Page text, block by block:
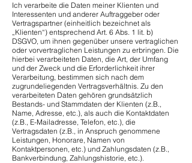
Ich verarbeite die Daten meiner Klienten und
Interessenten und anderer Auftraggeber oder
Vertragspartner (einheitlich bezeichnet als
„Klienten“) entsprechend Art. 6 Abs. 1 lit. b)
DSGVO, um ihnen gegenüber unsere vertraglichen
oder vorvertraglichen Leistungen zu erbringen. Die
hierbei verarbeiteten Daten, die Art, der Umfang
und der Zweck und die Erforderlichkeit ihrer
Verarbeitung, bestimmen sich nach dem
zugrundeliegenden Vertragsverhältnis. Zu den
verarbeiteten Daten gehören grundsätzlich
Bestands- und Stammdaten der Klienten (z.B.,
Name, Adresse, etc.), als auch die Kontaktdaten
(z.B., E-Mailadresse, Telefon, etc.), die
Vertragsdaten (z.B., in Anspruch genommene
Leistungen, Honorare, Namen von
Kontaktpersonen, etc.) und Zahlungsdaten (z.B.,
Bankverbindung, Zahlungshistorie, etc.).